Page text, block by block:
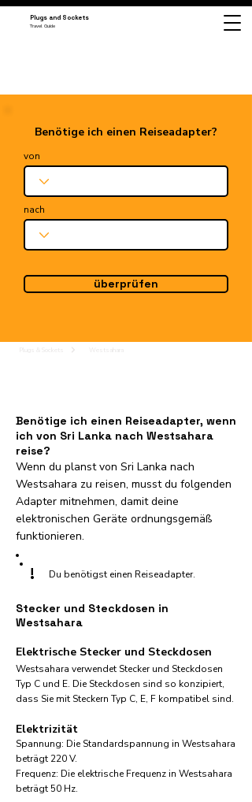
Plugs and Sockets
Travel Guide
Benötige ich einen Reiseadapter?
von
nach
überprüfen
Benötige ich einen Reiseadapter, wenn
ich von Sri Lanka nach Westsahara
reise?
Wenn du planst von Sri Lanka nach
Westsahara zu reisen, musst du folgenden
Adapter mitnehmen, damit deine
elektronischen Geräte ordnungsgemäß
funktionieren.
! Du benötigst einen Reiseadapter.
Stecker und Steckdosen in
Westsahara
Elektrische Stecker und Steckdosen
Westsahara verwendet Stecker und Steckdosen
Typ C und E. Die Steckdosen sind so konzipiert,
dass Sie mit Steckern Typ C, E, F kompatibel sind.
Elektrizität
Spannung: Die Standardspannung in Westsahara
beträgt 220 V.
Frequenz: Die elektrische Frequenz in Westsahara
beträgt 50 Hz.